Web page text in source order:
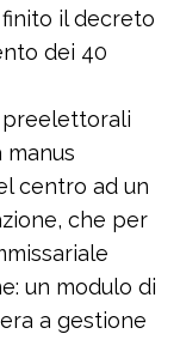
il decreto
dei 40
preelettorali
manus
centro ad un
che per
un modulo di
a gestione